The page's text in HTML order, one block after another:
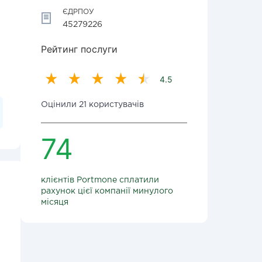
ЄДРПОУ
45279226
Рейтинг послуги
4.5
Оцінили 21 користувачів
74
клієнтів Portmone сплатили
рахунок цієї компанії минулого
місяця